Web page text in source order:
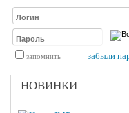
запомнить забыли
НОВИНКИ